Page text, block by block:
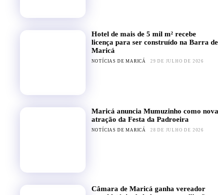
Hotel de mais de 5 mil m² recebe
licença para ser construído na Barra de
Maricá
NOTÍCIAS DE MARICÁ 29 DE JULHO DE 2026
Maricá anuncia Mumuzinho como nova
atração da Festa da Padroeira
NOTÍCIAS DE MARICÁ 28 DE JULHO DE 2026
Câmara de Maricá ganha vereador